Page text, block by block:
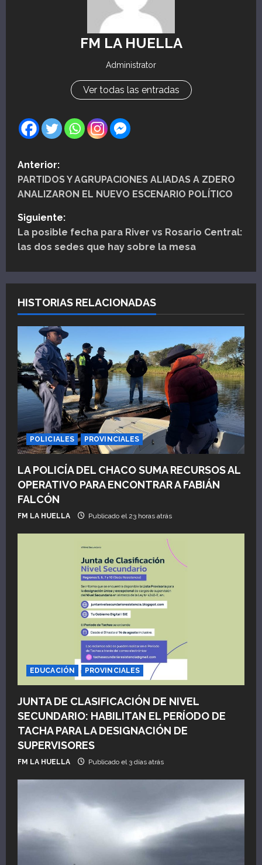
FM LA HUELLA
Administrator
Ver todas las entradas
N
a
v
e
a
c
i
ó
n
d
e
e
n
t
r
Anterior:
PARTIDOS Y AGRUPACIONES ALIADAS A ZDERO
ANALIZARON EL NUEVO ESCENARIO POLÍTICO
Siguiente:
La posible fecha para River vs Rosario Central:
las dos sedes que hay sobre la mesa
HISTORIAS RELACIONADAS
POLICIALES PROVINCIALES
LA POLICÍA DEL CHACO SUMA RECURSOS AL
OPERATIVO PARA ENCONTRAR A FABIÁN
FALCÓN
FM LA HUELLA Publicado el 23 horas atrás
EDUCACIÓN PROVINCIALES
JUNTA DE CLASIFICACIÓN DE NIVEL
SECUNDARIO: HABILITAN EL PERÍODO DE
TACHA PARA LA DESIGNACIÓN DE
SUPERVISORES
FM LA HUELLA Publicado el 3 días atrás